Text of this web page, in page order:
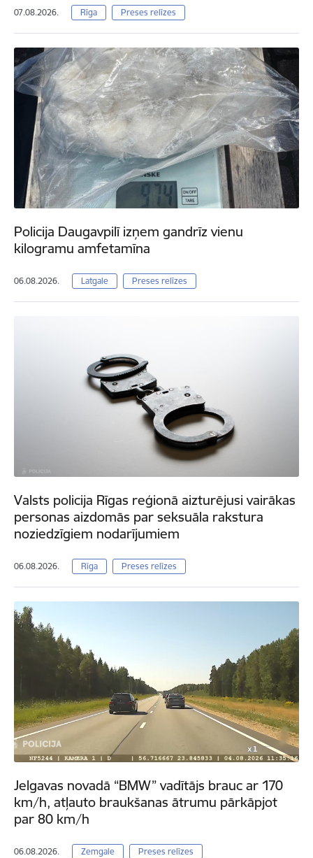
07.08.2026. Rīga Preses relīzes
Policija Daugavpilī izņem gandrīz vienu
kilogramu amfetamīna
06.08.2026. Latgale Preses relīzes
Valsts policija Rīgas reģionā aizturējusi vairākas
personas aizdomās par seksuāla rakstura
noziedzīgiem nodarījumiem
06.08.2026. Rīga Preses relīzes
Jelgavas novadā “BMW” vadītājs brauc ar 170
km/h, atļauto braukšanas ātrumu pārkāpjot
par 80 km/h
06.08.2026. Zemgale Preses relīzes